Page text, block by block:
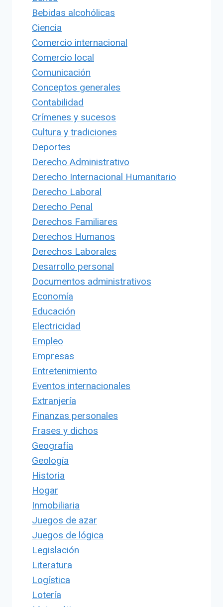
Bebidas alcohólicas
Ciencia
Comercio internacional
Comercio local
Comunicación
Conceptos generales
Contabilidad
Crímenes y sucesos
Cultura y tradiciones
Deportes
Derecho Administrativo
Derecho Internacional Humanitario
Derecho Laboral
Derecho Penal
Derechos Familiares
Derechos Humanos
Derechos Laborales
Desarrollo personal
Documentos administrativos
Economía
Educación
Electricidad
Empleo
Empresas
Entretenimiento
Eventos internacionales
Extranjería
Finanzas personales
Frases y dichos
Geografía
Geología
Historia
Hogar
Inmobiliaria
Juegos de azar
Juegos de lógica
Legislación
Literatura
Logística
Lotería